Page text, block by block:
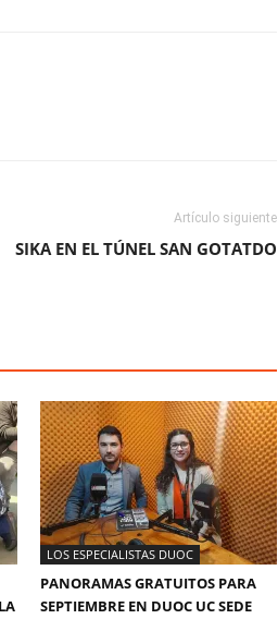
Artículo siguiente
SIKA EN EL TÚNEL SAN GOTATDO
LOS ESPECIALISTAS DUOC
PANORAMAS GRATUITOS PARA
SEPTIEMBRE EN DUOC UC SEDE